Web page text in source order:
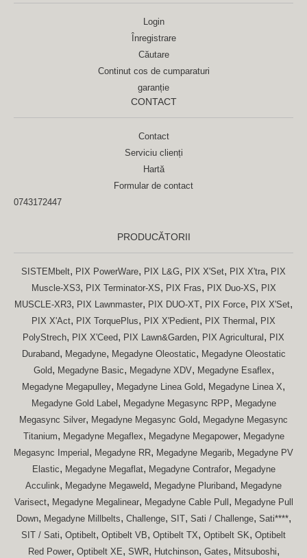
Login
Înregistrare
Căutare
Continut cos de cumparaturi
garanție
CONTACT
Contact
Serviciu clienți
Hartă
Formular de contact
0743172447
PRODUCĂTORII
SISTEMbelt, PIX PowerWare, PIX L&G, PIX X'Set, PIX X'tra, PIX
Muscle-XS3, PIX Terminator-XS, PIX Fras, PIX Duo-XS, PIX
MUSCLE-XR3, PIX Lawnmaster, PIX DUO-XT, PIX Force, PIX X'Set,
PIX X'Act, PIX TorquePlus, PIX X'Pedient, PIX Thermal , PIX
PolyStrech, PIX X'Ceed, PIX Lawn&Garden, PIX Agricultural , PIX
Duraband, Megadyne, Megadyne Oleostatic, Megadyne Oleostatic
Gold, Megadyne Basic, Megadyne XDV, Megadyne Esaflex,
Megadyne Megapulley, Megadyne Linea Gold, Megadyne Linea X,
Megadyne Gold Label , Megadyne Megasync RPP, Megadyne
Megasync Silver, Megadyne Megasync Gold, Megadyne Megasync
Titanium, Megadyne Megaflex, Megadyne Megapower, Megadyne
Megasync Imperial , Megadyne RR, Megadyne Megarib, Megadyne PV
Elastic, Megadyne Megaflat, Megadyne Contrafor, Megadyne
Acculink, Megadyne Megaweld, Megadyne Pluriband, Megadyne
Varisect, Megadyne Megalinear, Megadyne Cable Pull , Megadyne Pull
Down, Megadyne Millbelts, Challenge, SIT, Sati / Challenge, Sati****,
SIT / Sati, Optibelt, Optibelt VB, Optibelt TX, Optibelt SK, Optibelt
Red Power, Optibelt XE, SWR, Hutchinson, Gates, Mitsuboshi,